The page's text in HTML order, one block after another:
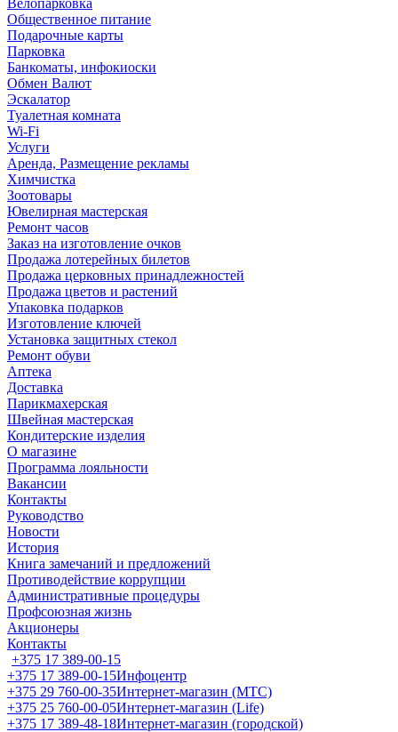
Велопарковка
Общественное питание
Подарочные карты
Парковка
Банкоматы, инфокиоски
Обмен Валют
Эскалатор
Туалетная комната
Wi-Fi
Услуги
Аренда, Размещение рекламы
Химчистка
Зоотовары
Ювелирная мастерская
Ремонт часов
Заказ на изготовление очков
Продажа лотерейных билетов
Продажа церковных принадлежностей
Продажа цветов и растений
Упаковка подарков
Изготовление ключей
Установка защитных стекол
Ремонт обуви
Аптека
Доставка
Парикмахерская
Швейная мастерская
Кондитерские изделия
О магазине
Программа лояльности
Вакансии
Контакты
Руководство
Новости
История
Книга замечаний и предложений
Противодействие коррупции
Административные процедуры
Профсоюзная жизнь
Акционеры
Контакты
+375 17 389-00-15
+375 17 389-00-15Инфоцентр
+375 29 760-00-35Интернет-магазин (МТС)
+375 25 760-00-05Интернет-магазин (Life)
+375 17 389-48-18Интернет-магазин (городской)